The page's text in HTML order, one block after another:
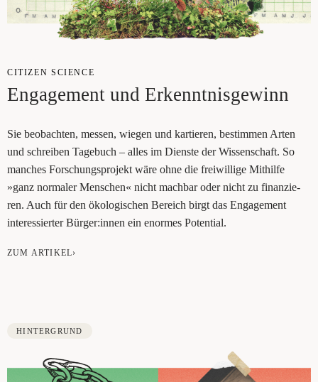
CITI­ZEN SCI­ENCE
Enga­ge­ment und Erkenntnisgewinn
Sie beob­ach­ten, mes­sen, wie­gen und kar­tie­ren, bestim­men Arten
und schrei­ben Tage­buch – alles im Diens­te der Wis­sen­schaft. So
man­ches For­schungs­pro­jekt wäre ohne die frei­wil­li­ge Mit­hil­fe
»ganz nor­ma­ler Men­schen« nicht mach­bar oder nicht zu finan­zie­
ren. Auch für den öko­lo­gi­schen Bereich birgt das Enga­ge­ment
inter­es­sier­ter Bürger:innen ein enor­mes Potential.
ZUM ARTIKEL›
HINTERGRUND